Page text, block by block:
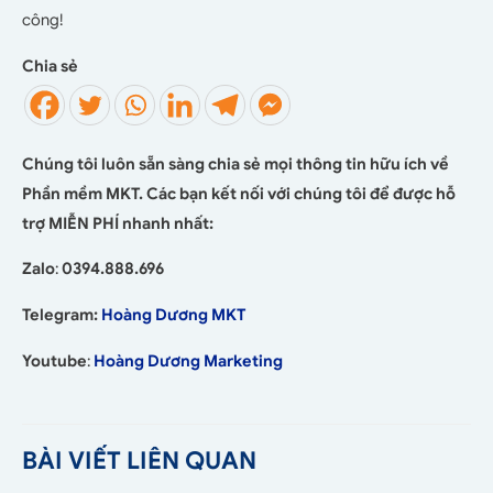
công!
Chia sẻ
Chúng tôi luôn sẵn sàng chia sẻ mọi thông tin hữu ích về
Phần mềm MKT. Các bạn kết nối với chúng tôi để được hỗ
trợ MIỄN PHÍ nhanh nhất:
Zalo:0394.888.696
Telegram: Hoàng Dương MKT
Youtube: Hoàng Dương Marketing
BÀI VIẾT LIÊN QUAN